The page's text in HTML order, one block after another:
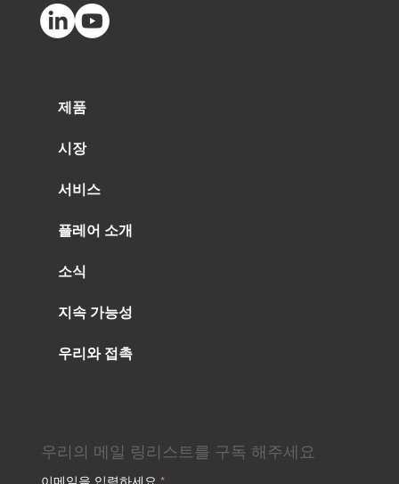
제품
시장
서비스
플레어 소개
소식
지속 가능성
우리와 접촉
우리의 메일 링리스트를 구독 해주세요